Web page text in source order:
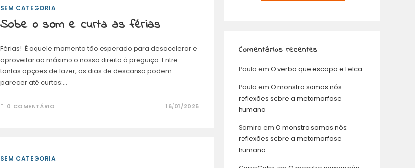
SEM CATEGORIA
Sobe o som e curta as férias
Férias! É aquele momento tão esperado para desacelerar e
aproveitar ao máximo o nosso direito à preguiça. Entre
tantas opções de lazer, os dias de descanso podem
parecer até curtos:…
0 COMENTÁRIO 16/01/2025
SEM CATEGORIA
Comentários recentes
Paulo em O verbo que escapa e Felca
Paulo em O monstro somos nós:
reflexões sobre a metamorfose
humana
Samira em O monstro somos nós:
reflexões sobre a metamorfose
humana